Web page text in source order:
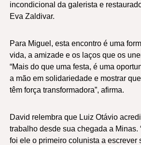
incondicional da galerista e
Eva Zaldivar.
Para Miguel, esta encontro é uma
vida, a amizade e os laços que os
“Mais do que uma festa, é uma
a mão em solidariedade e mostrar
têm força transformadora”, afirma.
David relembra que Luiz Otávio
trabalho desde sua chegada a Minas.
foi ele o primeiro colunista a escrever